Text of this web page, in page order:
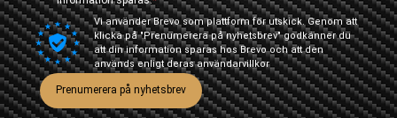
Vi använder Brevo som plattform för utskick. Genom att
klicka på "Prenumerera på nyhetsbrev" godkänner du
att din information sparas hos Brevo och att den
används enligt derasanvändarvillkor
Prenumerera på nyhetsbrev